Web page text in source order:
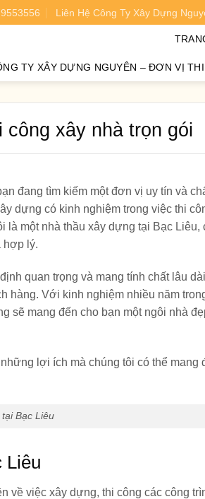
Liên Hệ Công Ty Xây Dựng
TY XÂY DỰNG NGUYÊN – ĐƠN VỊ
xây nhà trọn gói
đang tìm kiếm một đơn vị uy tín và
dựng có kinh nghiệm trong việc thi
là một nhà thầu xây dựng tại Bạc Liêu,
hợp lý.
quan trọng và mang tính chất lâu
hàng. Với kinh nghiệm nhiều năm
sẽ mang đến cho bạn một ngôi nhà
lợi ích mà chúng tôi có thể mang
Bạc Liêu
Liêu
về việc xây dựng, thi công các công
xây nhà chính xác 95%.